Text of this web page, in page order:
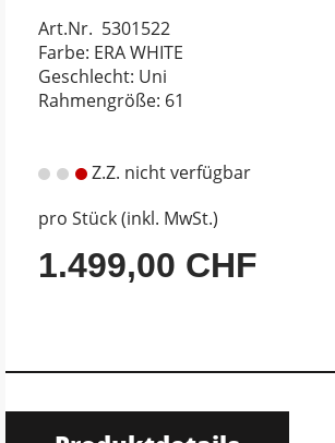
Art.Nr. 5301522
Farbe: ERA WHITE
Geschlecht: Uni
Rahmengröße: 61
Z.Z. nicht verfügbar
pro Stück (inkl. MwSt.)
1.499,00 CHF